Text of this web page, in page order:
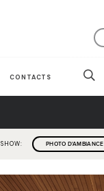
CONTACTS
SHOW: PHOTO D'AMBIANCE